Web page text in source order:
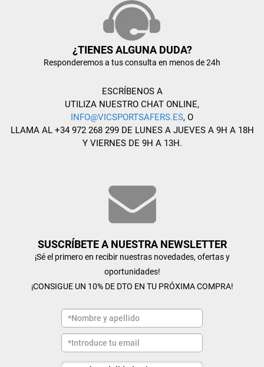
¿TIENES ALGUNA DUDA?
Responderemos a tus consulta en menos de 24h
ESCRÍBENOS A
UTILIZA NUESTRO CHAT ONLINE,
INFO@VICSPORTSAFERS.ES, O
LLAMA AL +34 972 268 299 DE LUNES A JUEVES A 9H A 18H
Y VIERNES DE 9H A 13H.
SUSCRÍBETE A NUESTRA NEWSLETTER
¡Sé el primero en recibir nuestras novedades, ofertas y
oportunidades!
¡CONSIGUE UN 10% DE DTO EN TU PRÓXIMA COMPRA!